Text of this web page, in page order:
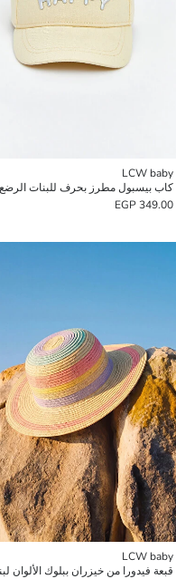
LCW baby
كاب بيسبول مطرز بحرف للبنات الرضع
349.00 EGP
LCW baby